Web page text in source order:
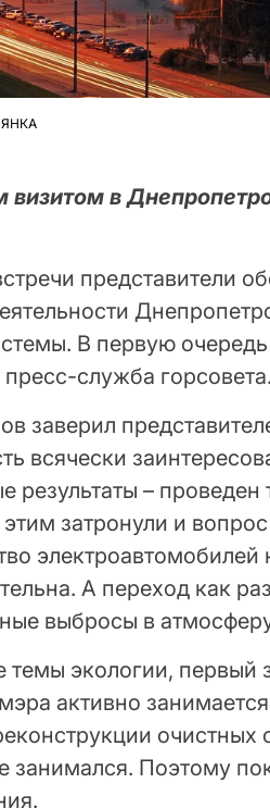
визитом в
представители
В первую
служба
заверил
всячески
результаты –
затронули и
электроавтомобилей
А переход как
выбросы в
экологии, первый
активно
занимался. Поэтому